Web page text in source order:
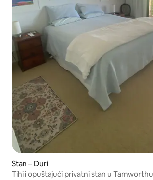
Stan – Duri
Tihi i opuštajući privatni stan u Tamworthu